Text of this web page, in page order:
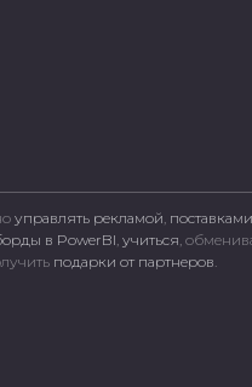
управлять рекламой, поставками
в PowerBI, учиться,
подарки от партнеров.